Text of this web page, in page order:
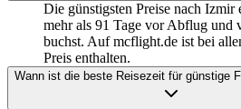
Die günstigsten Preise nach Izmir
mehr als 91 Tage vor Abflug und
buchst. Auf mcflight.de ist bei
Preis enthalten.
Wann ist die beste Reisezeit für günstige